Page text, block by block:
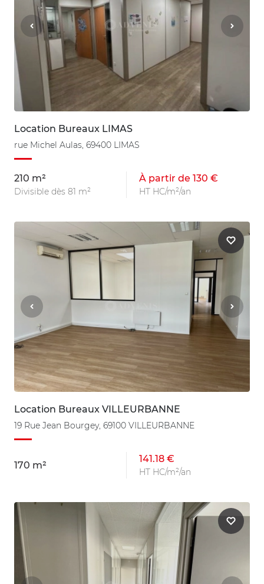
Location Bureaux LIMAS
rue Michel Aulas, 69400 LIMAS
210 m²
Divisible dès 81 m²
À partir de 130 €
HT HC/m²/an
Location Bureaux VILLEURBANNE
19 Rue Jean Bourgey, 69100 VILLEURBANNE
170 m²
141.18 €
HT HC/m²/an